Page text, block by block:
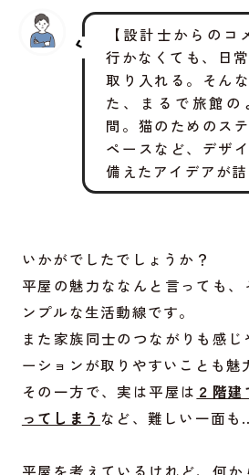
【設計士からの
行かなくても、日
取り入れる。そん
た、まるで旅館の
間。猫のためのス
ペースなど、デザ
備えたアイデアが詰
いかがでしたでしょうか？
平屋の魅力ななんと言っても
ンプルな生活動線です。
また家族同士のつながりも感
ーションが取りやすいことも魅
その一方で、実は平屋は ２階
ってしまう など、難しい一面も
平屋を考えているけれど、何